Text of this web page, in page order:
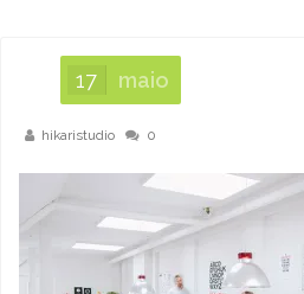
hikaristudio 0
17 maio